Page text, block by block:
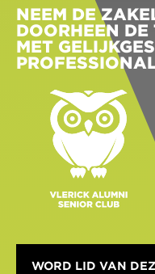
NEEM DE
DOORHEEN
MET
WORD LID VAN